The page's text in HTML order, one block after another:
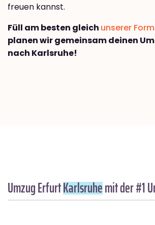
freuen kannst.
Füll am besten gleich unserer
planen wir gemeinsam deinen
nach Karlsruhe!
Umzug ErfurtKarlsruhemit der #1